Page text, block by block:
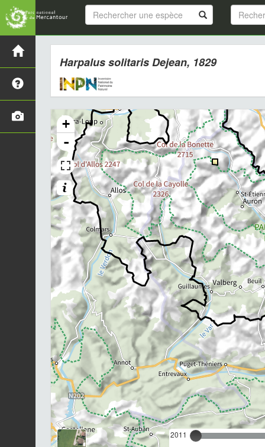
Harpalus solitarisDejean, 1829
+
-
2011